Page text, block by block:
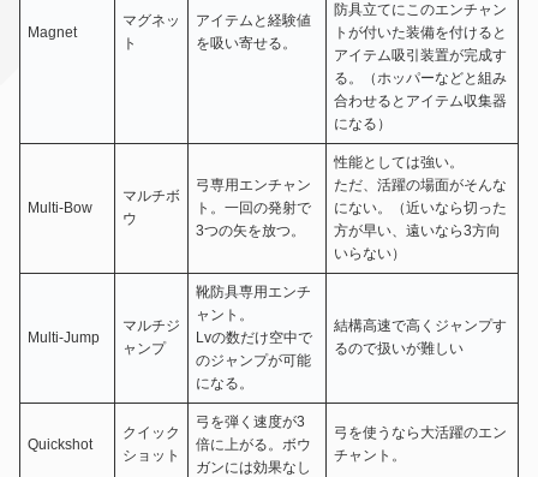
Magnet
マグネッ
ト
アイテムと経験値
を吸い寄せる。
防具立てにこのエンチャン
トが付いた装備を付けると
アイテム吸引装置が完成す
る。（ホッパーなどと組み
合わせるとアイテム収集器
になる）
Multi-Bow
マルチボ
ウ
弓専用エンチャン
ト。一回の発射で
3つの矢を放つ。
性能としては強い。
ただ、活躍の場面がそんな
にない。（近いなら切った
方が早い、遠いなら3方向
いらない）
Multi-Jump
マルチジ
ャンプ
靴防具専用エンチ
ャント。
Lvの数だけ空中で
のジャンプが可能
になる。
結構高速で高くジャンプす
るので扱いが難しい
Quickshot
クイック
ショット
弓を弾く速度が3
倍に上がる。ボウ
ガンには効果なし
弓を使うなら大活躍のエン
チャント。